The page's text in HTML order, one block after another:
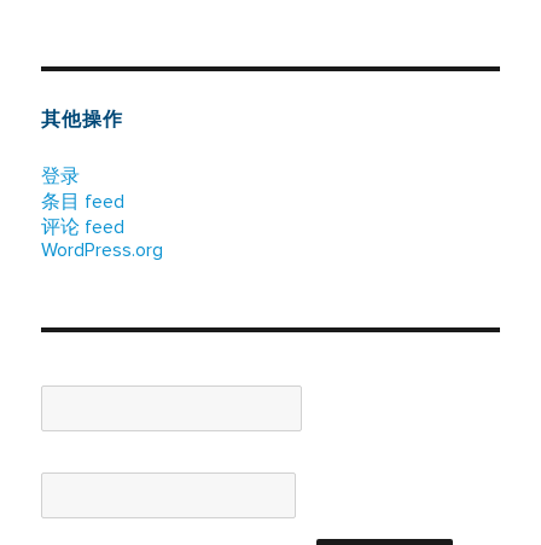
其他操作
登录
条目 feed
评论 feed
WordPress.org